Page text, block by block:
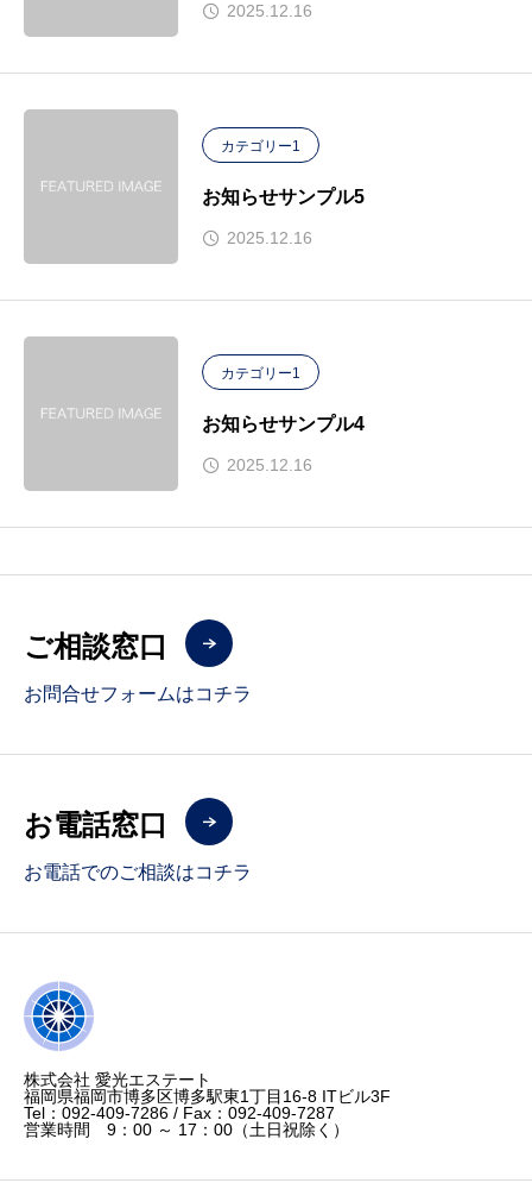
2025.12.16
カテゴリー1
お知らせサンプル5
2025.12.16
カテゴリー1
お知らせサンプル4
2025.12.16
ご相談窓口
お問合せフォームはコチラ
お電話窓口
お電話でのご相談はコチラ
株式会社 愛光エステート
福岡県福岡市博多区博多駅東1丁目16-8 ITビル3F
Tel：092‐409-7286 / Fax：092-409-7287
営業時間 9：00 ～ 17：00（土日祝除く）